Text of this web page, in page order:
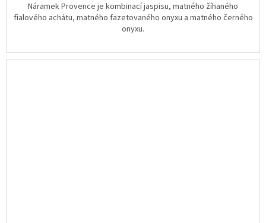
Náramek Provence je kombinací jaspisu, matného žíhaného
fialového achátu, matného fazetovaného onyxu a matného černého
onyxu.